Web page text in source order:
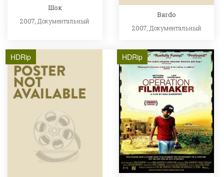
Шок
2007, Документальный
Bardo
2007, Документальный
HDRip HDRip